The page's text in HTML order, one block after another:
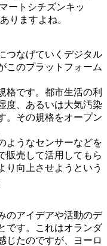
ートシチズンキッ
りますよね。
つなげていくデジタル
このプラットフォーム
格です。都市生活の利
度、あるいは大気汚染
。その規格をオープン
ようなセンサーなどを
販売して活用してもら
り向上させようという
のアイデアや活動のデ
です。これはオランダ
じたのですが、ヨーロ